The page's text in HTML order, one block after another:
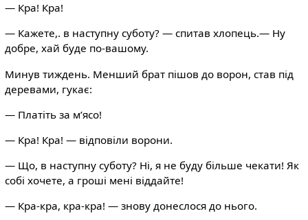
— Кра! Кра!
— Кажете,. в наступну суботу? — спитав хлопець.— Ну
добре, хай буде по-вашому.
Минув тиждень. Менший брат пішов до ворон, став під
деревами, гукає:
— Платіть за м’ясо!
— Кра! Кра! — відповіли ворони.
— Що, в наступну суботу? Ні, я не буду більше чекати! Як
собі хочете, а гроші мені віддайте!
— Кра-кра, кра-кра! — знову донеслося до нього.